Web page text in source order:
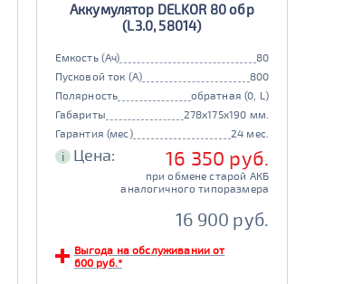
Аккумулятор DELKOR 80 обр
(L3.0, 58014)
Емкость (Ач)
80
Пусковой ток (А)
800
Полярность
обратная (0, L)
Габариты
278x175x190 мм.
Гарантия (мес)
24 мес.
i Цена: 16 350 руб.
при обмене старой АКБ
аналогичного типоразмера
16 900 руб.
Выгода на обслуживании от
600 руб.*